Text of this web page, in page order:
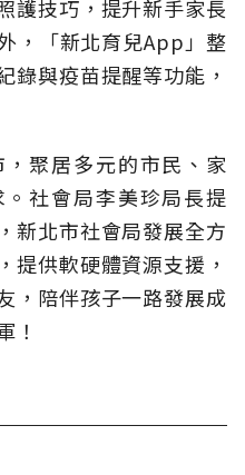
護技巧，提升新手家長
，「新北育兒App」整
錄與疫苗提醒等功能，
聚居多元的市民、家
社會局李美珍局長提
新北市社會局發展全方
提供軟硬體資源支援，
，陪伴孩子一路發展成
！